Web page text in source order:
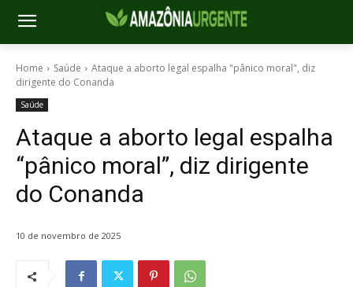
Home Saúde
Ataque a aborto legal espalha "pânico moral", diz
dirigente do Conanda
Saúde
Ataque a aborto legal espalha
“pânico moral”, diz dirigente
do Conanda
10 de novembro de 2025